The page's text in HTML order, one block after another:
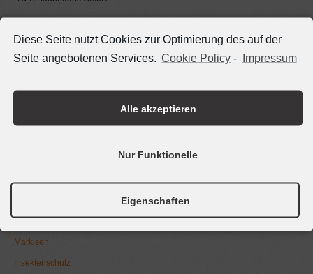
Diese Seite nutzt Cookies zur Optimierung des auf der
Seite angebotenen Services. Cookie Policy - Impressum
Alle akzeptieren
Nur Funktionelle
Eigenschaften
65468 Trebur-Geinsheim
info@bockard-breunig.de
Rolläden
Markisen
Insektenschutz